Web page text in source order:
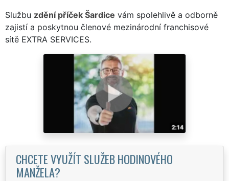
Službu zdění příček Šardice vám spolehlivě a odborně
zajistí a poskytnou členové mezinárodní franchisové
sítě EXTRA SERVICES.
CHCETE VYUŽÍT SLUŽEB HODINOVÉHO
MANŽELA?